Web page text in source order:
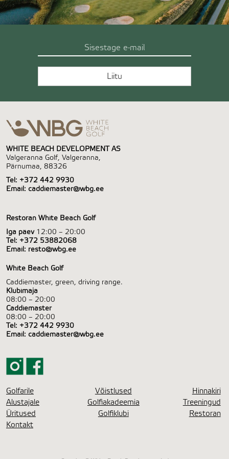
WHITE BEACH DEVELOPMENT AS
Valgeranna Golf, Valgeranna,
Pärnumaa, 88326
Tel: +372 442 9930
Email: caddiemaster@wbg.ee
Restoran White Beach Golf
Iga päev 12:00 – 20:00
Tel: +372 53882068
Email: resto@wbg.ee
White Beach Golf
Caddiemaster, green, driving range.
Klubimaja
08:00 – 20:00
Caddiemaster
08:00 – 20:00
Tel: +372 442 9930
Email: caddiemaster@wbg.ee
Golfarile Võistlused
Hinnakiri
Alustajale
Golfiakadeemia
Treeningud
Üritused
Golfiklubi
Restoran
Kontakt